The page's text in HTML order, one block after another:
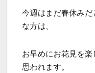
今週はまだ春休み
な方は、
お早めにお花見を
思われます。